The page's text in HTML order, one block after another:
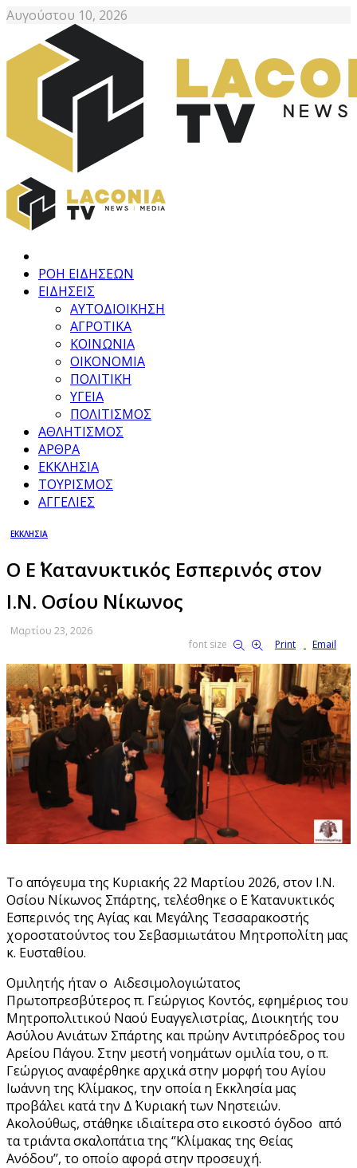
Αυγούστου 10, 2026
ΡΟΗ ΕΙΔΗΣΕΩΝ
ΕΙΔΗΣΕΙΣ
ΑΥΤΟΔΙΟΙΚΗΣΗ
ΑΓΡΟΤΙΚΑ
ΚΟΙΝΩΝΙΑ
ΟΙΚΟΝΟΜΙΑ
ΠΟΛΙΤΙΚΗ
ΥΓΕΙΑ
ΠΟΛΙΤΙΣΜΟΣ
ΑΘΛΗΤΙΣΜΟΣ
ΑΡΘΡΑ
ΕΚΚΛΗΣΙΑ
ΤΟΥΡΙΣΜΟΣ
ΑΓΓΕΛΙΕΣ
ΕΚΚΛΗΣΙΑ
Ο Ε΄ Κατανυκτικός Εσπερινός στον
Ι.Ν. Οσίου Νίκωνος
Μαρτίου 23, 2026
font size
Print Email
Το απόγευμα της Κυριακής 22 Μαρτίου 2026, στον Ι.Ν.
Οσίου Νίκωνος Σπάρτης, τελέσθηκε ο Ε΄ Κατανυκτικός
Εσπερινός της Αγίας και Μεγάλης Τεσσαρακοστής
χοροστατούντος του Σεβασμιωτάτου Μητροπολίτη μας
κ. Ευσταθίου.
Ομιλητής ήταν ο Αιδεσιμολογιώτατος
Πρωτοπρεσβύτερος π. Γεώργιος Κοντός, εφημέριος του
Μητροπολιτικού Ναού Ευαγγελιστρίας, Διοικητής του
Ασύλου Ανιάτων Σπάρτης και πρώην Αντιπρόεδρος του
Αρείου Πάγου. Στην μεστή νοημάτων ομιλία του, ο π.
Γεώργιος αναφέρθηκε αρχικά στην μορφή του Αγίου
Ιωάννη της Κλίμακος, την οποία η Εκκλησία μας
προβάλει κατά την Δ΄ Κυριακή των Νηστειών.
Ακολούθως, στάθηκε ιδιαίτερα στο εικοστό όγδοο από
τα τριάντα σκαλοπάτια της ‘’Κλίμακας της Θείας
Ανόδου’’, το οποίο αφορά στην προσευχή.